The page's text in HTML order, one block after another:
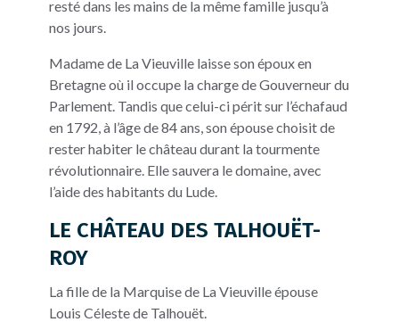
resté dans les mains de la même famille jusqu’à
nos jours.
Madame de La Vieuville laisse son époux en
Bretagne où il occupe la charge de Gouverneur du
Parlement. Tandis que celui-ci périt sur l’échafaud
en 1792, à l’âge de 84 ans, son épouse choisit de
rester habiter le château durant la tourmente
révolutionnaire. Elle sauvera le domaine, avec
l’aide des habitants du Lude.
LE CHÂTEAU DES TALHOUËT-
ROY
La fille de la Marquise de La Vieuville épouse
Louis Céleste de Talhouët.